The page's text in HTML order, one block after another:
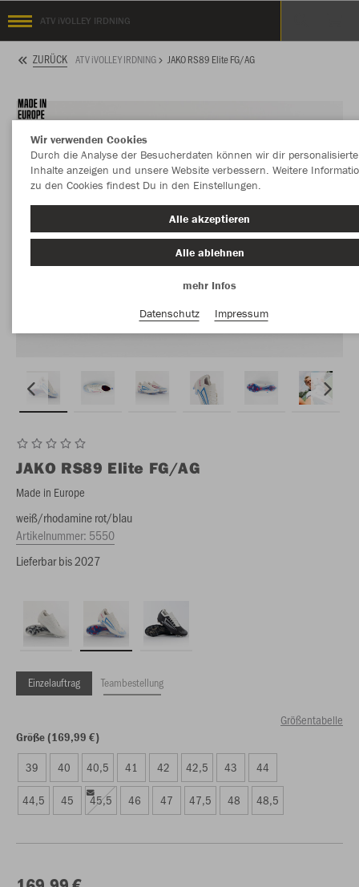
ATV iVOLLEY IRDNING
ZURÜCK ATV iVOLLEY IRDNING JAKO RS89 Elite FG/AG
JAKO RS89 Elite FG/AG
Made in Europe
weiß/rhodamine rot/blau
Artikelnummer: 5550
Lieferbar bis 2027
Einzelauftrag Teambestellung
Größentabelle
Größe (169,99 €)
39 40 40,5 41 42 42,5 43 44
44,5 45 45,5 46 47 47,5 48 48,5
Wir verwenden Cookies
Durch die Analyse der Besucherdaten können wir dir personalisierte
Inhalte anzeigen und unsere Website verbessern. Weitere
zu den Cookies findest Du in den Einstellungen.
Alle akzeptieren
Alle ablehnen
mehr Infos
Datenschutz
Impressum